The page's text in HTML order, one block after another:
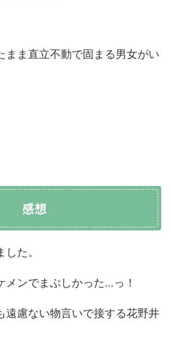
まま直立不動で固まる男女がい
感想
た。
メンでまぶしかった…っ！
遠慮ない物言いで接する花野井